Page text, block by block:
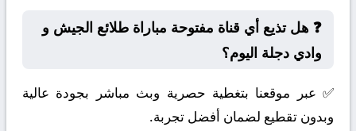
❓ هل تذيع أي قناة مفتوحة مباراة طلائع الجيش و
وادي دجلة اليوم؟
✅ عبر موقعنا بتغطية حصرية وبث مباشر بجودة عالية
وبدون تقطيع لضمان أفضل تجربة.